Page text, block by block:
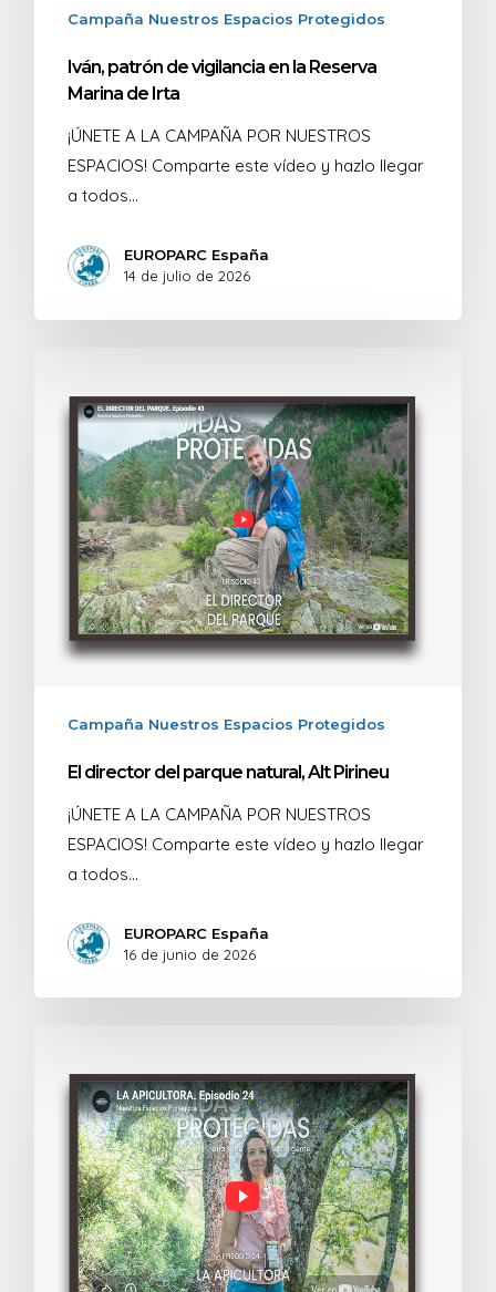
Campaña Nuestros Espacios Protegidos
Iván, patrón de vigilancia en la Reserva
Marina de Irta
¡ÚNETE A LA CAMPAÑA POR NUESTROS
ESPACIOS! Comparte este vídeo y hazlo llegar
a todos…
EUROPARC España
14 de julio de 2026
Campaña Nuestros Espacios Protegidos
El director del parque natural, Alt Pirineu
¡ÚNETE A LA CAMPAÑA POR NUESTROS
ESPACIOS! Comparte este vídeo y hazlo llegar
a todos…
EUROPARC España
16 de junio de 2026